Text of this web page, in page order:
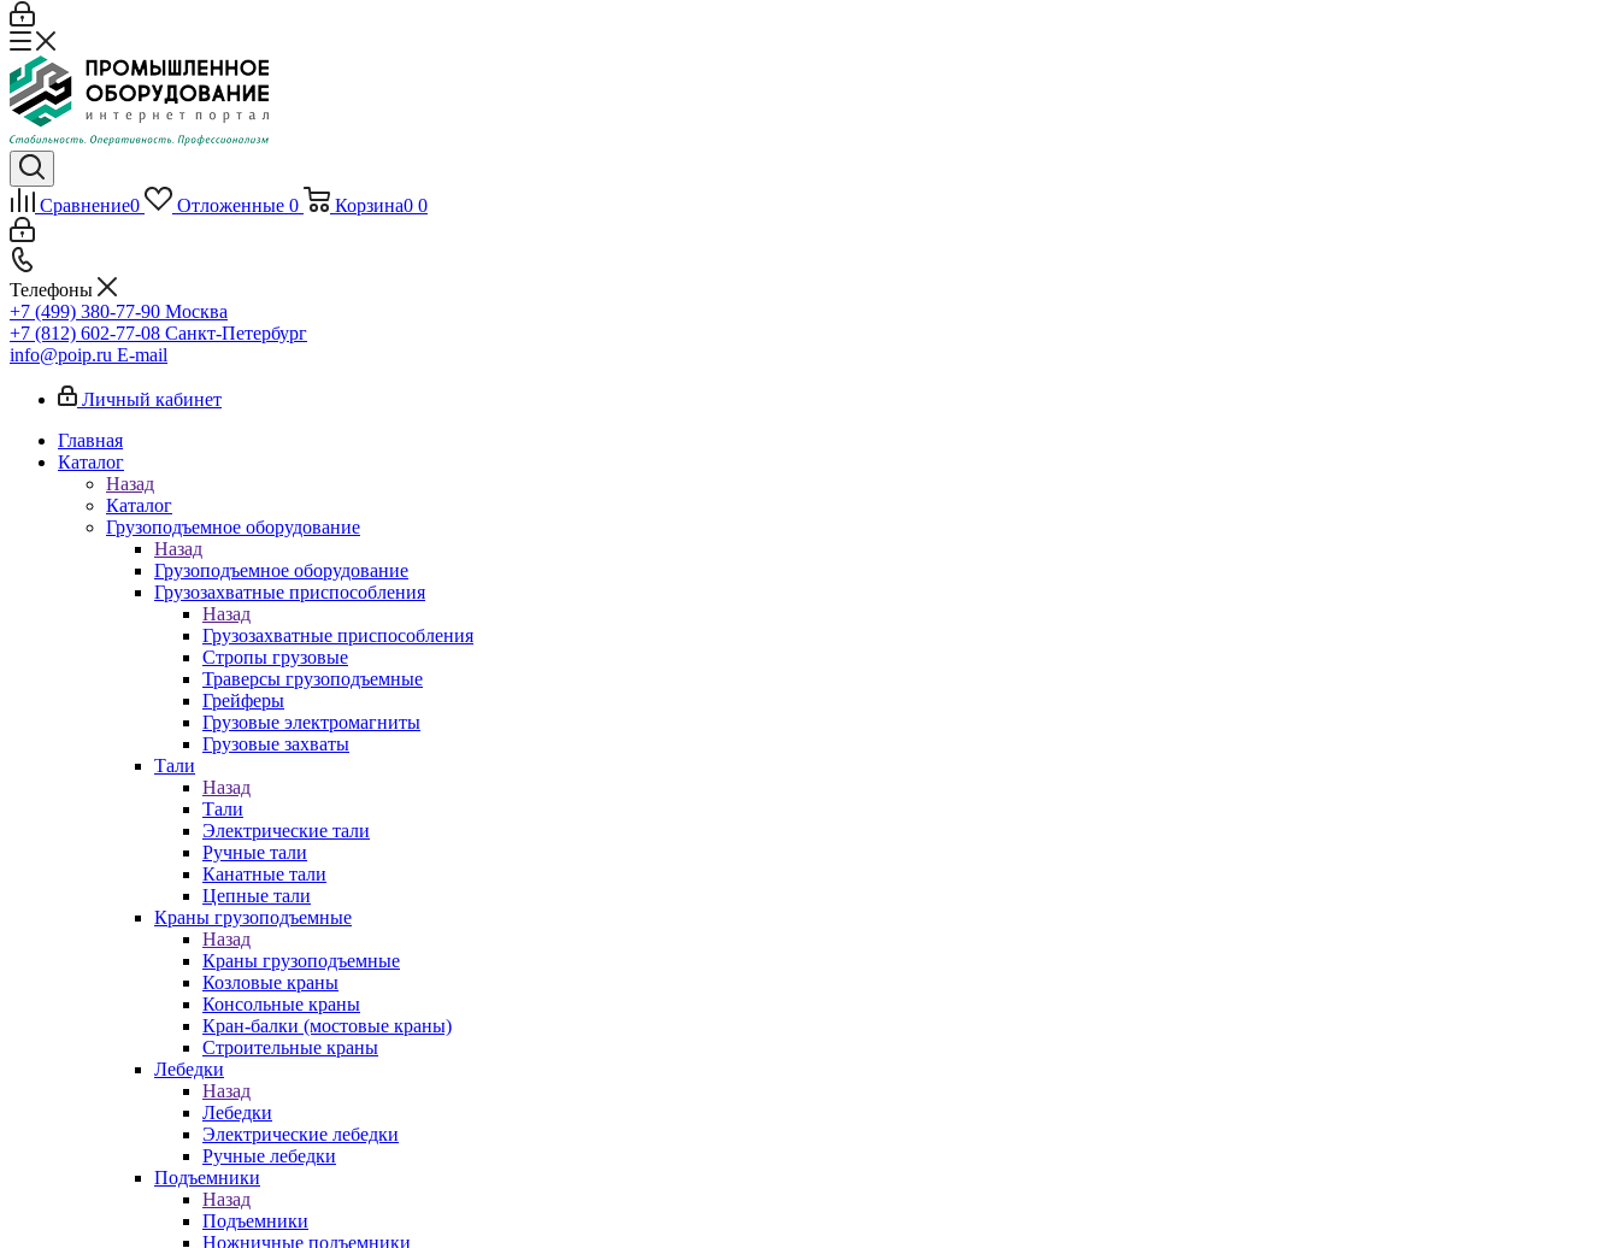
Сравнение0 Отложенные 0 Корзина0 0
Телефоны
+7 (499) 380-77-90 Москва
+7 (812) 602-77-08 Санкт-Петербург
info@poip.ru E-mail
Личный кабинет
Главная
Каталог
Назад
Каталог
Грузоподъемное оборудование
Назад
Грузоподъемное оборудование
Грузозахватные приспособления
Назад
Грузозахватные приспособления
Стропы грузовые
Траверсы грузоподъемные
Грейферы
Грузовые электромагниты
Грузовые захваты
Тали
Назад
Тали
Электрические тали
Ручные тали
Канатные тали
Цепные тали
Краны грузоподъемные
Назад
Краны грузоподъемные
Козловые краны
Консольные краны
Кран-балки (мостовые краны)
Строительные краны
Лебедки
Назад
Лебедки
Электрические лебедки
Ручные лебедки
Подъемники
Назад
Подъемники
Ножничные подъемники